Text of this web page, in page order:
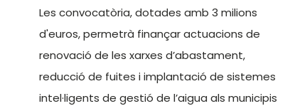
Les convocatòria, dotades amb 3 milions
d'euros, permetrà finançar actuacions de
renovació de les xarxes d’abastament,
reducció de fuites i implantació de sistemes
intel·ligents de gestió de l’aigua als municipis